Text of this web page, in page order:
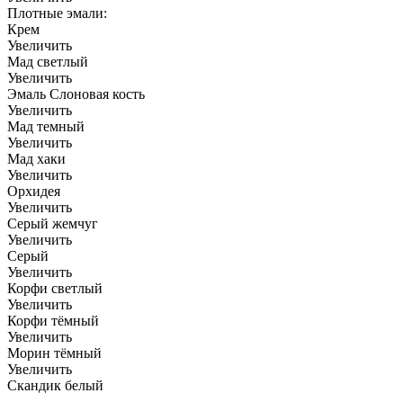
Плотные эмали:
Крем
Увеличить
Мад светлый
Увеличить
Эмаль Слоновая кость
Увеличить
Мад темный
Увеличить
Мад хаки
Увеличить
Орхидея
Увеличить
Серый жемчуг
Увеличить
Серый
Увеличить
Корфи светлый
Увеличить
Корфи тёмный
Увеличить
Морин тёмный
Увеличить
Скандик белый